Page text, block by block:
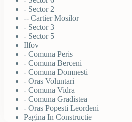
- Sector 2
-- Cartier Mosilor
- Sector 3
- Sector 5
Ilfov
- Comuna Peris
- Comuna Berceni
- Comuna Domnesti
- Oras Voluntari
- Comuna Vidra
- Comuna Gradistea
- Oras Popesti Leordeni
Pagina In Constructie